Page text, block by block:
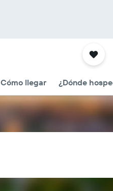
Cómo llegar ¿Dónde